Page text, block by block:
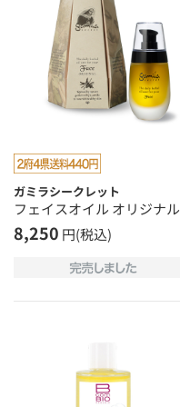
ガミラシークレット
フェイスオイル オリジナル
8,250 円(税込)